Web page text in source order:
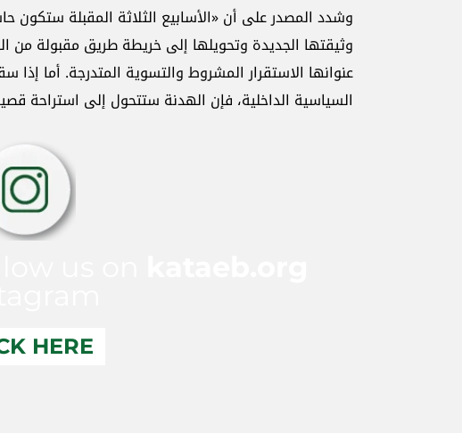
وشدد المصدر على أن «الأسابيع الثلاثة المقبلة ستكون
وثيقتها الجديدة وتحويلها إلى خريطة طريق مقبولة من
عنوانها الاستقرار المشروط والتسوية المتدرجة. أما
السياسية الداخلية، فإن الهدنة ستتحول إلى استراحة
HERE